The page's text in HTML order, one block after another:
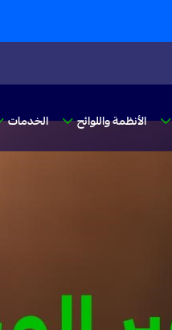
الأنظمة واللوائح الخدمات